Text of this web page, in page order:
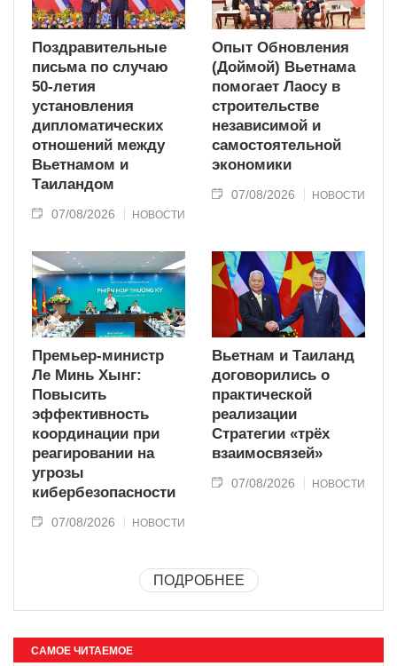
Поздравительные
письма по случаю
50-летия
установления
дипломатических
отношений между
Вьетнамом и
Таиландом
07/08/2026 НОВОСТИ
Опыт Обновления
(Доймой) Вьетнама
помогает Лаосу в
строительстве
независимой и
самостоятельной
экономики
07/08/2026 НОВОСТИ
Премьер-министр
Ле Минь Хынг:
Повысить
эффективность
координации при
реагировании на
угрозы
кибербезопасности
07/08/2026 НОВОСТИ
Вьетнам и Таиланд
договорились о
практической
реализации
Стратегии «трёх
взаимосвязей»
07/08/2026 НОВОСТИ
ПОДРОБНЕЕ
САМОЕ ЧИТАЕМОЕ